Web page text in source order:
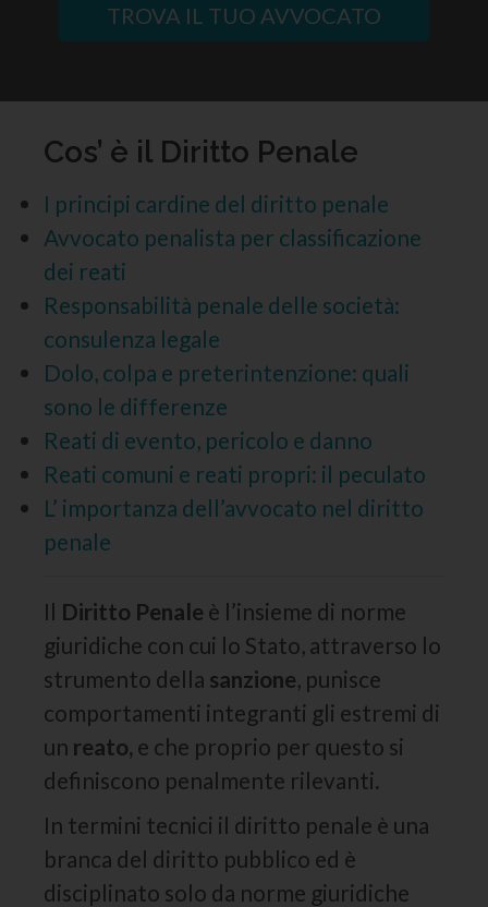
TROVA IL TUO AVVOCATO
Cos’ è il Diritto Penale
I principi cardine del diritto penale
Avvocato penalista per classificazione
dei reati
Responsabilità penale delle società:
consulenza legale
Dolo, colpa e preterintenzione: quali
sono le differenze
Reati di evento, pericolo e danno
Reati comuni e reati propri: il peculato
L’ importanza dell’avvocato nel diritto
penale
Il Diritto Penale è l’insieme di norme
giuridiche con cui lo Stato, attraverso lo
strumento della sanzione, punisce
comportamenti integranti gli estremi di
un reato, e che proprio per questo si
definiscono penalmente rilevanti.
In termini tecnici il diritto penale è una
branca del diritto pubblico ed è
disciplinato solo da norme giuridiche